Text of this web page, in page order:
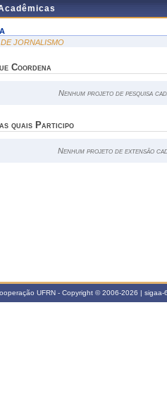
JORNALISMO
Coordena
Nenhum projeto de pesquisa
quais Participo
Nenhum projeto de extensão
UFRN - Copyright © 2006-2026 |